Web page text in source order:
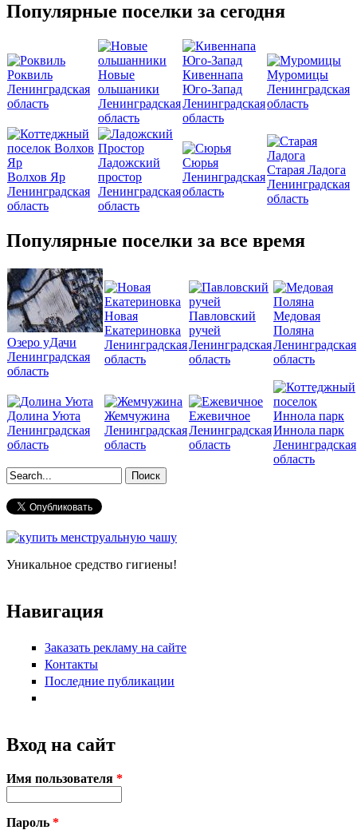
Популярные поселки за сегодня
Роквиль
Ленинградская
область
Новые
ольшаники
Ленинградская
область
Кивеннапа
Юго-Запад
Ленинградская
область
Муромицы
Ленинградская
область
Волхов Яр
Ленинградская
область
Ладожский
простор
Ленинградская
область
Сюрья
Ленинградская
область
Старая Ладога
Ленинградская
область
Популярные поселки за все время
Озеро уДачи
Ленинградская
область
Новая
Екатериновка
Ленинградская
область
Павловский
ручей
Ленинградская
область
Медовая
Поляна
Ленинградская
область
Долина Уюта
Ленинградская
область
Жемчужина
Ленинградская
область
Ежевичное
Ленинградская
область
Иннола парк
Ленинградская
область
Форма поиска
Уникальное средство гигиены!
Навигация
Заказать рекламу на сайте
Контакты
Последние публикации
Вход на сайт
Имя пользователя *
Пароль *